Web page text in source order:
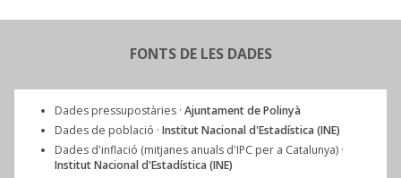
FONTS DE LES DADES
Dades pressupostàries · Ajuntament de Polinyà
Dades de població · Institut Nacional d'Estadística (INE)
Dades d'inflació (mitjanes anuals d'IPC per a Catalunya) ·
Institut Nacional d'Estadística (INE)